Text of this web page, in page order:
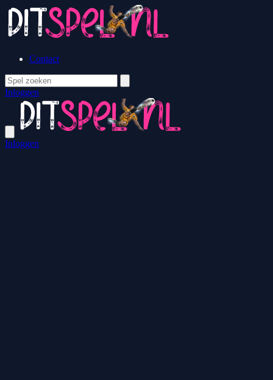
Contact
Inloggen
Inloggen